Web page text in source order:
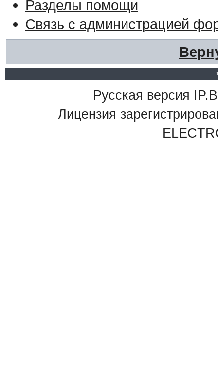
Разделы помощи
Связь с администрацией
Русская версия
Лицензия